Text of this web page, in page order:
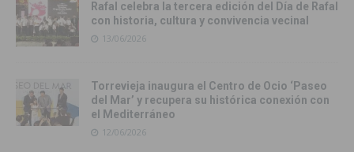
Rafal celebra la tercera edición del Día de Rafal
con historia, cultura y convivencia vecinal
13/06/2026
Torrevieja inaugura el Centro de Ocio ‘Paseo
del Mar’ y recupera su histórica conexión con
el Mediterráneo
12/06/2026